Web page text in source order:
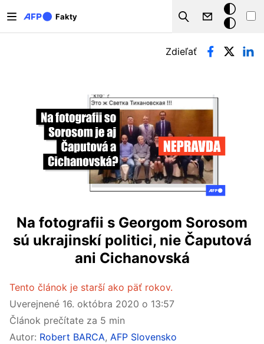
Fakty
Search
Tmavý
režim
Primárne karty
Zdieľať
Na fotografii s Georgom Sorosom
sú ukrajinskí politici, nie Čaputová
ani Cichanovská
Tento článok je starší ako päť rokov.
Uverejnené 16. októbra 2020 o 13:57
Článok prečítate za 5 min
Autor: Robert BARCA, AFP Slovensko